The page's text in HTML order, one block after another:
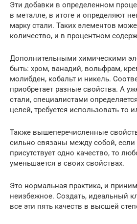
Эти добавки в определенном
в металле, в итоге и определяют
марку стали. Таких элементов
количество, и в процентном
Дополнительными химическими
быть: хром, ванадий, вольфрам,
молибден, кобальт и никель.
приобретает разные свойства. А
стали, специалистами
целей, требуется использовать то
Также вышеперечисленные
сильно связаны между собой,
присутствует одно качество, то
уменьшается в своих свойствах.
Это нормальная практика, и
неизбежное. Создать, идеальный
все эти пять качеств в высшей